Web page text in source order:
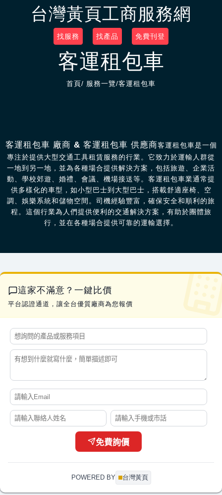
台灣黃頁工商服務網
找服務 找產品 免費刊登
客運租包車
首頁/ 服務一覽/客運租包車
客運租包車 廠商 & 客運租包車 供應商客運租包車是一個
專注於提供大型交通工具租賃服務的行業。它致力於運輸人群從
一地到另一地，並為各種場合提供解決方案，包括旅遊、企業活
動、學校郊遊、婚禮、會議、機場接送等。客運租包車業通常提
供多樣化的車型，如小型巴士到大型巴士，搭載舒適座椅、空
調、娛樂系統和儲物空間。司機經驗豐富，確保安全和順利的旅
程。這個行業為人們提供便利的交通解決方案，有助於團體旅
行，並在各種場合提供可靠的運輸選擇。
這家不滿意？一鍵比價
平台認證通道，讓全台優質廠商為您報價
免費詢價
POWERED BY 台灣黃頁